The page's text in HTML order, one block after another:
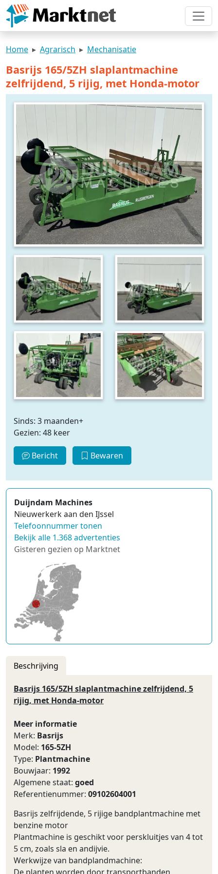
Home Agrarisch Mechanisatie
Basrijs 165/5ZH slaplantmachine
zelfrijdend, 5 rijig, met Honda-motor
Sinds: 3 maanden+
Gezien: 48 keer
Bericht Bewaren
Duijndam Machines
Nieuwerkerk aan den IJssel
Telefoonnummer tonen
Bekijk alle 1.368 advertenties
Gisteren gezien op Marktnet
Beschrijving
Basrijs 165/5ZH slaplantmachine zelfrijdend, 5
rijig, met Honda-motor
Meer informatie
Merk: Basrijs
Model: 165-5ZH
Type: Plantmachine
Bouwjaar: 1992
Algemene staat: goed
Referentienummer: 09102604001
Basrijs zelfrijdende, 5 rijige bandplantmachine met
benzine motor
Plantmachine is geschikt voor perskluitjes van 4 tot
5 cm, zoals sla en andijvie.
Werkwijze van bandplandmachine:
De planten worden door transportbanden